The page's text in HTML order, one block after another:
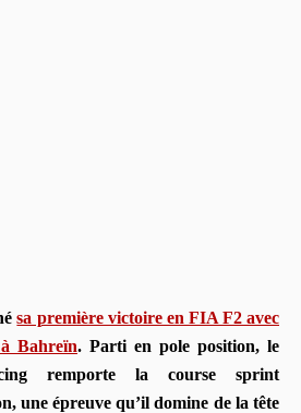
sa première victoire en FIA F2 avec
Bahreïn. Parti en pole position, le
remporte la course sprint
une épreuve qu’il domine de la tête